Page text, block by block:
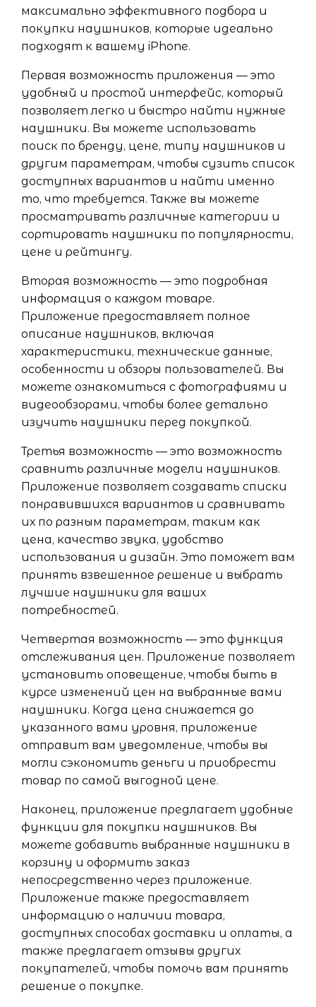
максимально эффективного подбора и
покупки наушников, которые идеально
подходят к вашему iPhone.
Первая возможность приложения — это
удобный и простой интерфейс, который
позволяет легко и быстро найти нужные
наушники. Вы можете использовать
поиск по бренду, цене, типу наушников и
другим параметрам, чтобы сузить список
доступных вариантов и найти именно
то, что требуется. Также вы можете
просматривать различные категории и
сортировать наушники по популярности,
цене и рейтингу.
Вторая возможность — это подробная
информация о каждом товаре.
Приложение предоставляет полное
описание наушников, включая
характеристики, технические данные,
особенности и обзоры пользователей. Вы
можете ознакомиться с фотографиями и
видеообзорами, чтобы более детально
изучить наушники перед покупкой.
Третья возможность — это возможность
сравнить различные модели наушников.
Приложение позволяет создавать списки
понравившихся вариантов и сравнивать
их по разным параметрам, таким как
цена, качество звука, удобство
использования и дизайн. Это поможет вам
принять взвешенное решение и выбрать
лучшие наушники для ваших
потребностей.
Четвертая возможность — это функция
отслеживания цен. Приложение позволяет
установить оповещение, чтобы быть в
курсе изменений цен на выбранные вами
наушники. Когда цена снижается до
указанного вами уровня, приложение
отправит вам уведомление, чтобы вы
могли сэкономить деньги и приобрести
товар по самой выгодной цене.
Наконец, приложение предлагает удобные
функции для покупки наушников. Вы
можете добавить выбранные наушники в
корзину и оформить заказ
непосредственно через приложение.
Приложение также предоставляет
информацию о наличии товара,
доступных способах доставки и оплаты, а
также предлагает отзывы других
покупателей, чтобы помочь вам принять
решение о покупке.